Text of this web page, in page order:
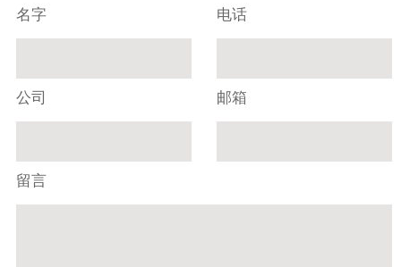
名字 电话
公司 邮箱
留言